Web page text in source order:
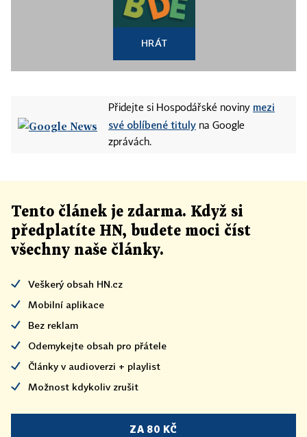
HRÁT
Přidejte si Hospodářské noviny mezi
své oblíbené tituly na Google
zprávách.
Tento článek je zdarma. Když si
předplatíte HN, budete moci číst
všechny naše články.
Veškerý obsah HN.cz
Mobilní aplikace
Bez reklam
Odemykejte obsah pro přátele
Články v audioverzi + playlist
Možnost kdykoliv zrušit
ZA 80 KČ